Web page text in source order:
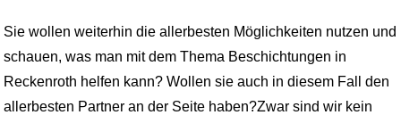
Sie wollen weiterhin die allerbesten Möglichkeiten nutzen und
schauen, was man mit dem Thema Beschichtungen in
Reckenroth helfen kann? Wollen sie auch in diesem Fall den
allerbesten Partner an der Seite haben?Zwar sind wir kein